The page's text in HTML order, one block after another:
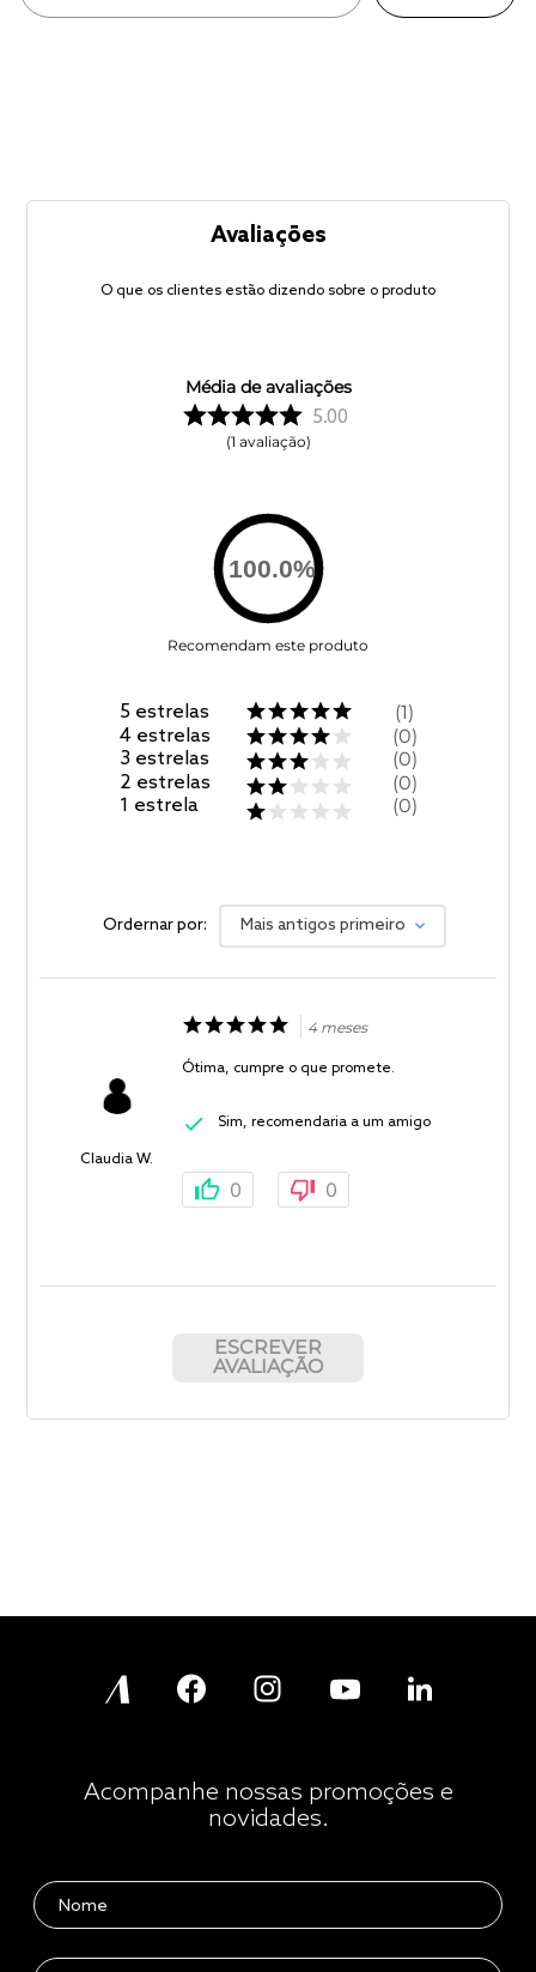
Avaliações
O que os clientes estão dizendo sobre o produto
Média de avaliações
5.00
1 avaliação
100.0%
Recomendam este produto
5 estrelas
4 estrelas
3 estrelas
2 estrelas
1 estrela
1
0
0
0
0
Ordernar por: Mais antigos primeiro
Claudia W.
4 meses
Ótima, cumpre o que promete.
Sim, recomendaria a um amigo
0 0
ESCREVER
AVALIAÇÃO
Acompanhe nossas promoções e
novidades.